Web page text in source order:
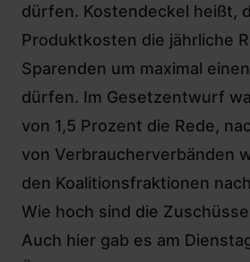
dürfen. Kostendeckel heißt,
Produktkosten die jährliche
Sparenden um maximal
dürfen. Im Gesetzentwurf
von 1,5 Prozent die Rede,
von Verbraucherverbänden
den Koalitionsfraktionen
Wie hoch sind die
Auch hier gab es am